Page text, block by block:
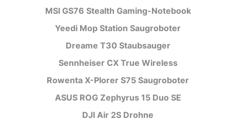
MSI GS76 Stealth Gaming-Notebook
Yeedi Mop Station Saugroboter
Dreame T30 Staubsauger
Sennheiser CX True Wireless
Rowenta X-Plorer S75 Saugroboter
ASUS ROG Zephyrus 15 Duo SE
DJI Air 2S Drohne